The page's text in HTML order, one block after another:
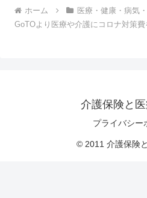
ホーム
医療・健康・病気
GoTOより医療や介護にコロナ対策費
介護保険と
プライバシー
© 2011 介護保険